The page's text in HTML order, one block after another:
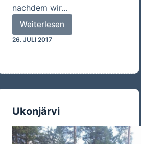
nachdem wir…
Weiterlesen
Wir
sind
26. JULI 2017
Ukonjärvi